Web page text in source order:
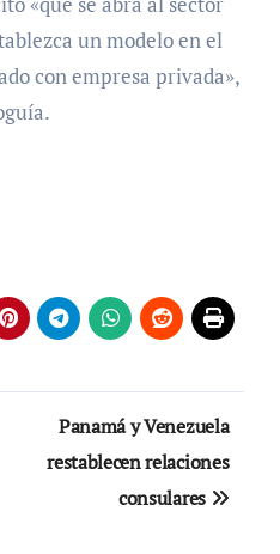
un modelo en el
con empresa privada»,
Panamá y Venezuela
restablecen relaciones
consulares